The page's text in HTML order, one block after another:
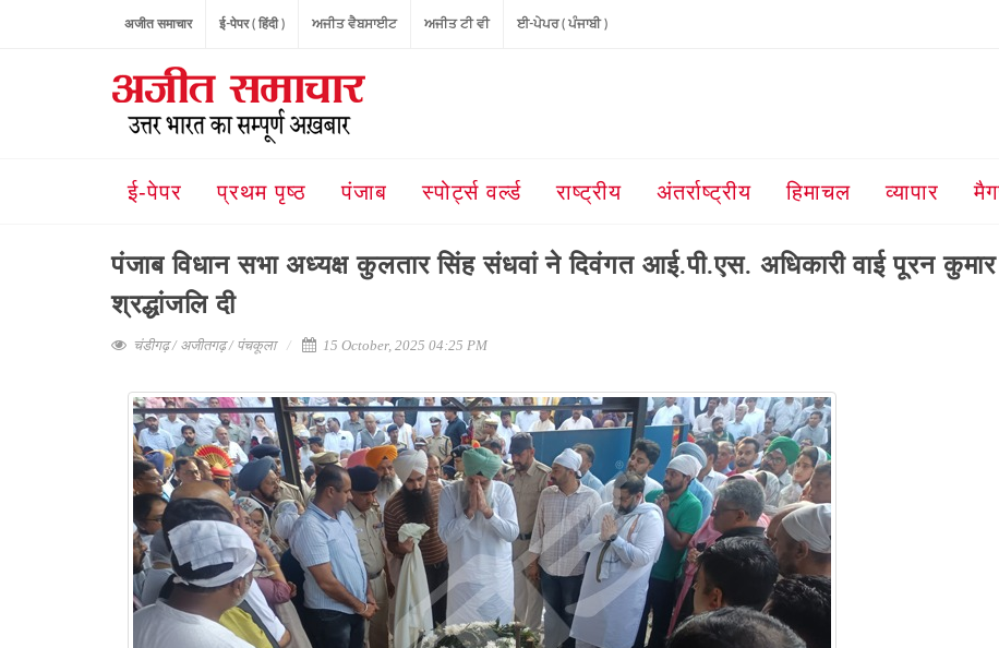
अजीत समाचार ई-पेपर ( हिंदी ) ਅਜੀਤ ਵੈਬਸਾਈਟ ਅਜੀਤ ਟੀ ਵੀ ਈ-ਪੇਪਰ ( ਪੰਜਾਬੀ )
ई-पेपर प्रथम पृष्ठ पंजाब स्पोर्ट्स वर्ल्ड राष्ट्रीय अंतर्राष्ट्रीय हिमाचल व्यापार
पंजाब विधान सभा अध्यक्ष कुलतार सिंह संधवां ने दिवंगत आई.पी.एस. अधिकारी वाई पूरन
श्रद्धांजलि दी
चंडीगढ़ / अजीतगढ़ / पंचकूला 15 October, 2025 04:25 PM